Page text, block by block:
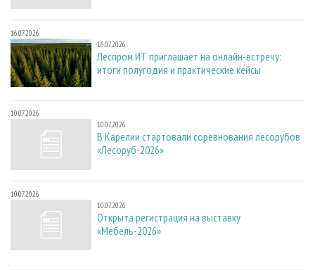
16.07.2026
16.07.2026
Леспром.ИТ приглашает на онлайн-встречу:
итоги полугодия и практические кейсы
10.07.2026
10.07.2026
В Карелии стартовали соревнования лесорубов
«Лесоруб-2026»
10.07.2026
10.07.2026
Открыта регистрация на выставку
«Мебель-2026»